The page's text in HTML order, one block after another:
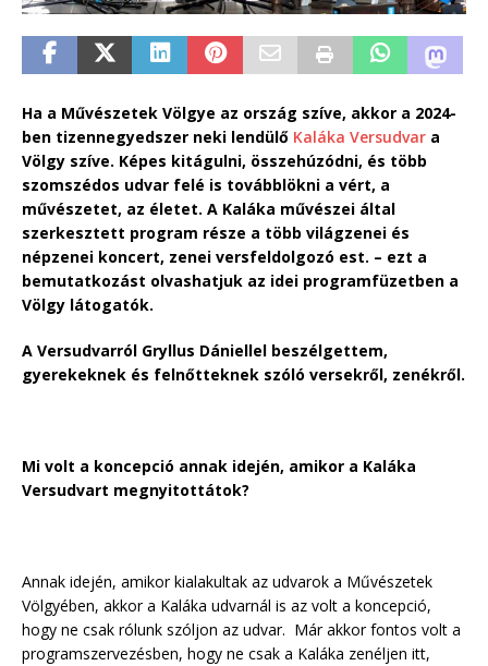
Ha a Művészetek Völgye az ország szíve, akkor a 2024-
ben tizennegyedszer neki lendülő Kaláka Versudvar a
Völgy szíve. Képes kitágulni, összehúzódni, és több
szomszédos udvar felé is továbblökni a vért, a
művészetet, az életet. A Kaláka művészei által
szerkesztett program része a több világzenei és
népzenei koncert, zenei versfeldolgozó est. – ezt a
bemutatkozást olvashatjuk az idei programfüzetben a
Völgy látogatók.
A Versudvarról Gryllus Dániellel beszélgettem,
gyerekeknek és felnőtteknek szóló versekről, zenékről.
Mi volt a koncepció annak idején, amikor a Kaláka
Versudvart megnyitottátok?
Annak idején, amikor kialakultak az udvarok a Művészetek
Völgyében, akkor a Kaláka udvarnál is az volt a koncepció,
hogy ne csak rólunk szóljon az udvar. Már akkor fontos volt a
programszervezésben, hogy ne csak a Kaláka zenéljen itt,